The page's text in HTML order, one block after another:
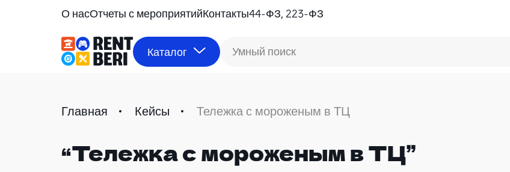
О насОтчеты с мероприятийКонтакты44-ФЗ, 223-ФЗ
Каталог Умный поиск
Главная Кейсы Тележка с мороженым в ТЦ
“Тележка с мороженым в ТЦ”